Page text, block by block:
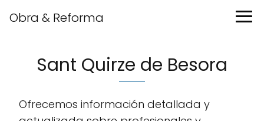
Obra & Reforma
Sant Quirze de Besora
Ofrecemos información detallada y